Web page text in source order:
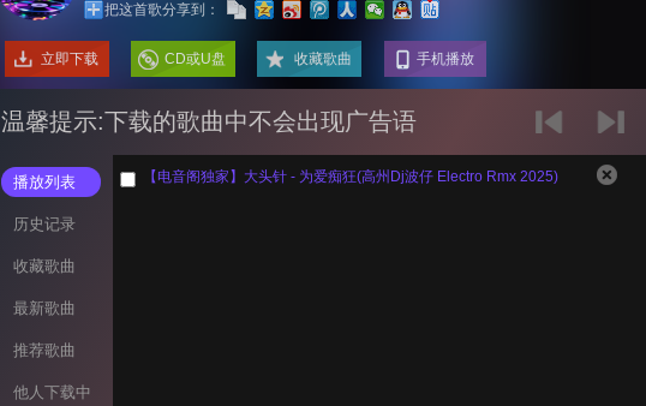
把这首歌分享到：
立即下载 CD或U盘 收藏歌曲 手机播放
温馨提示:下载的歌曲中不会出现广告语
播放列表
历史记录
收藏歌曲
最新歌曲
推荐歌曲
他人下载中
【电音阁独家】大头针 - 为爱痴狂(高州Dj波仔 Electro Rmx 2025)